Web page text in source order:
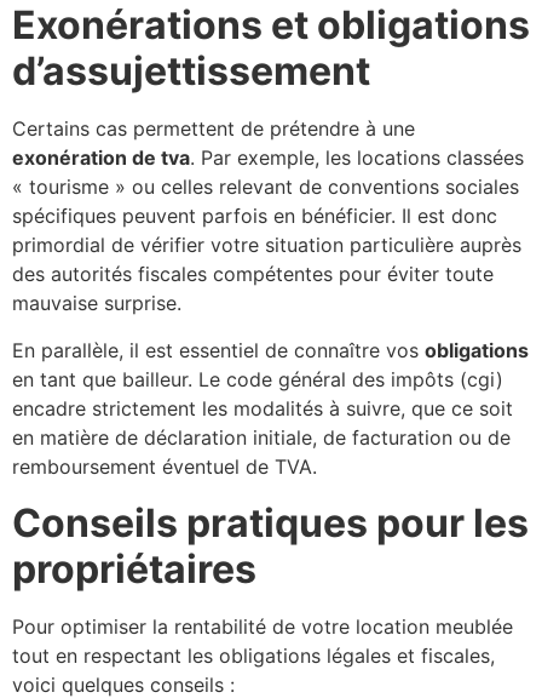
Exonérations et obligations
d’assujettissement
Certains cas permettent de prétendre à une
exonération de tva. Par exemple, les locations classées
« tourisme » ou celles relevant de conventions sociales
spécifiques peuvent parfois en bénéficier. Il est donc
primordial de vérifier votre situation particulière auprès
des autorités fiscales compétentes pour éviter toute
mauvaise surprise.
En parallèle, il est essentiel de connaître vos obligations
en tant que bailleur. Le code général des impôts (cgi)
encadre strictement les modalités à suivre, que ce soit
en matière de déclaration initiale, de facturation ou de
remboursement éventuel de TVA.
Conseils pratiques pour les
propriétaires
Pour optimiser la rentabilité de votre location meublée
tout en respectant les obligations légales et fiscales,
voici quelques conseils :